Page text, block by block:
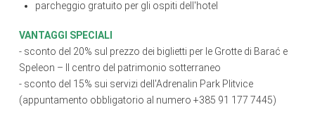
parcheggio gratuito per gli ospiti dell'hotel
VANTAGGI SPECIALI
- sconto del 20% sul prezzo dei biglietti per le Grotte di Barać e
Speleon – Il centro del patrimonio sotterraneo
- sconto del 15% sui servizi dell'Adrenalin Park Plitvice
(appuntamento obbligatorio al numero +385 91 177 7445)